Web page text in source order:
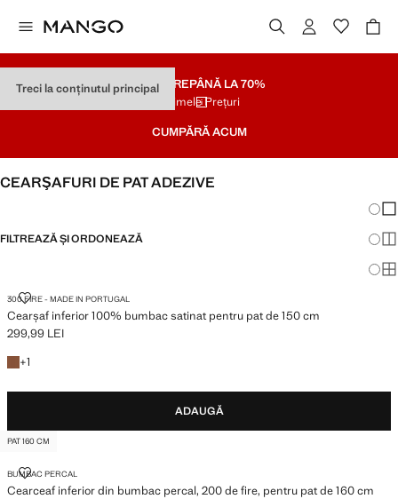
Treci la conținutul principalSOLDAREPÂNĂ LA 70%
Ultimele Prețuri
CUMPĂRĂ ACUM
CEARŞAFURI DE PAT ADEZIVE
FILTREAZĂ ȘI ORDONEAZĂ
300 FIRE - MADE IN PORTUGAL
Cearșaf inferior 100% bumbac satinat pentru pat de 150 cm
CEARȘAF INFERIOR 100% BUMBAC SATINAT PENTRU PAT DE 150 CM
Preț actual [299,99 LEI ]
299,99 LEI
+1
+ 1 culoare
ADAUGĂ
PAT 160 CM
BUMBAC PERCAL
Cearceaf inferior din bumbac percal, 200 de fire, pentru pat de 160 cm
CEARCEAF INFERIOR DIN BUMBAC PERCAL, 200 DE FIRE, PENTRU